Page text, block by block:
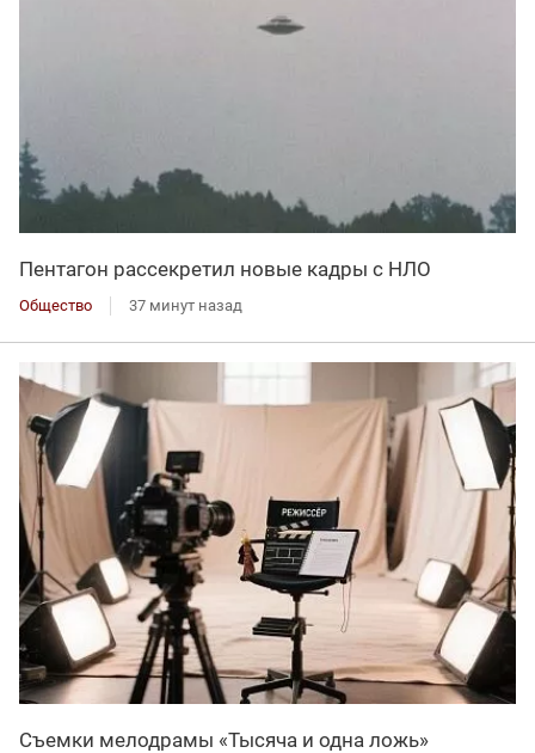
Пентагон рассекретил новые кадры с НЛО
Общество 37 минут назад
Съемки мелодрамы «Тысяча и одна ложь»